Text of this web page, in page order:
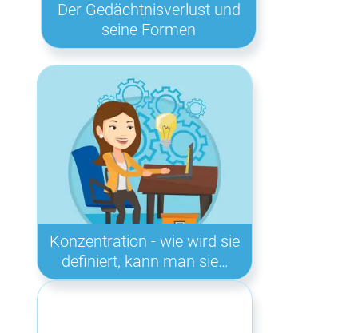
Der Gedächtnisverlust und
seine Formen
Konzentration - wie wird sie
definiert, kann man sie…